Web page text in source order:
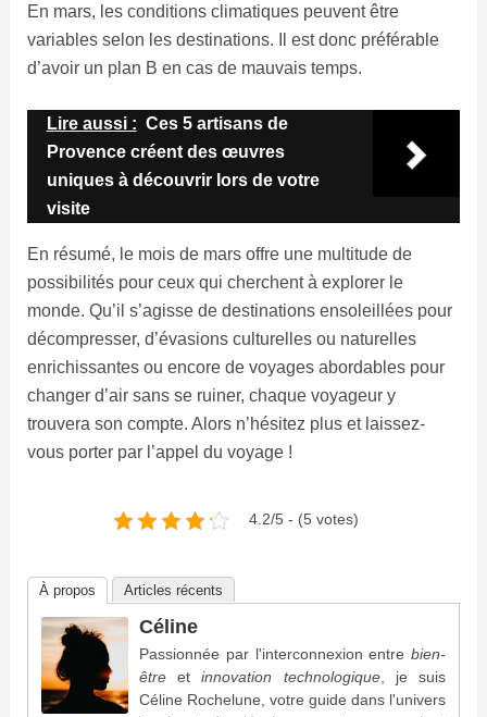
En mars, les conditions climatiques peuvent être
variables selon les destinations. Il est donc préférable
d’avoir un plan B en cas de mauvais temps.
Lire aussi : Ces 5 artisans de
Provence créent des œuvres
uniques à découvrir lors de votre
visite
En résumé, le mois de mars offre une multitude de
possibilités pour ceux qui cherchent à explorer le
monde. Qu’il s’agisse de destinations ensoleillées pour
décompresser, d’évasions culturelles ou naturelles
enrichissantes ou encore de voyages abordables pour
changer d’air sans se ruiner, chaque voyageur y
trouvera son compte. Alors n’hésitez plus et laissez-
vous porter par l’appel du voyage !
4.2/5 - (5 votes)
À propos Articles récents
Céline
Passionnée par l'interconnexion entrebien-
êtreetinnovation technologique, je suis
Céline Rochelune, votre guide dans l'univers